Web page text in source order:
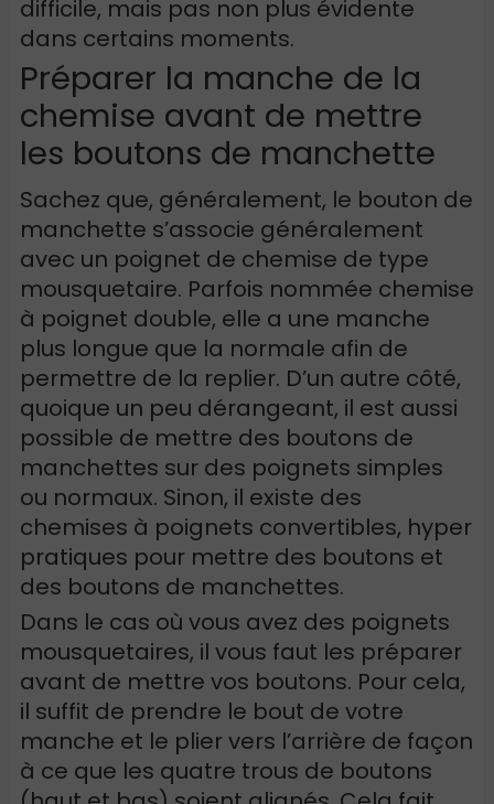
difficile, mais pas non plus évidente
dans certains moments.
Préparer la manche de la
chemise avant de mettre
les boutons de manchette
Sachez que, généralement, le bouton de
manchette s’associe généralement
avec un poignet de chemise de type
mousquetaire. Parfois nommée chemise
à poignet double, elle a une manche
plus longue que la normale afin de
permettre de la replier. D’un autre côté,
quoique un peu dérangeant, il est aussi
possible de mettre des boutons de
manchettes sur des poignets simples
ou normaux. Sinon, il existe des
chemises à poignets convertibles, hyper
pratiques pour mettre des boutons et
des boutons de manchettes.
Dans le cas où vous avez des poignets
mousquetaires, il vous faut les préparer
avant de mettre vos boutons. Pour cela,
il suffit de prendre le bout de votre
manche et le plier vers l’arrière de façon
à ce que les quatre trous de boutons